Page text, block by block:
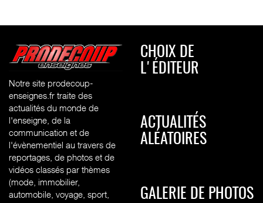
Notre site prodecoup-
enseignes.fr traite des
actualités du monde de
l'enseigne, de la
communication et de
l'évènementiel au travers de
reportages, de photos et de
vidéos classés par thèmes
(mode, immobilier,
automobile, voyage, sport,
CHOIX DE
L'ÉDITEUR
ACTUALITÉS
ALÉATOIRES
GALERIE DE PHOTOS